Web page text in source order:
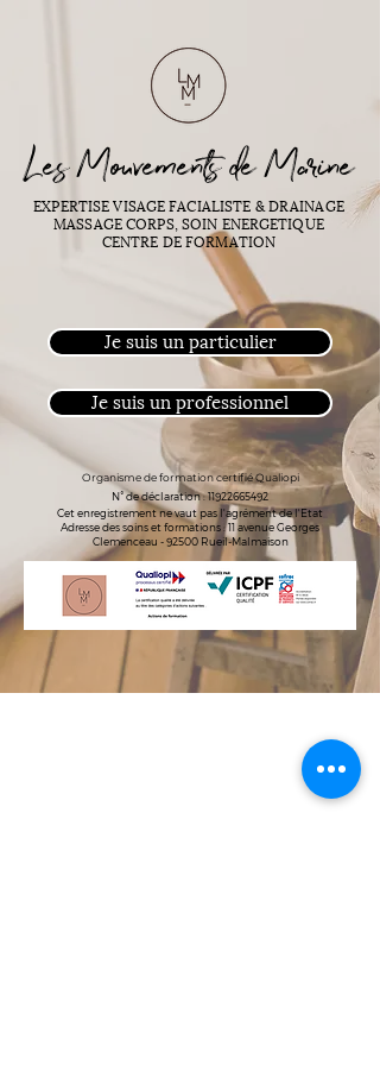
Les Mouvements de Marine
EXPERTISE VISAGE FACIALISTE & DRAINAGE
MASSAGE CORPS, SOIN ENERGETIQUE
CENTRE DE FORMATION
Je suis un particulier
Je suis un professionnel
Organisme de formation certifié Qualiopi
N° de déclaration :11922665492
Cet enregistrement ne vaut pas l'agrément de l'Etat
Adresse des soins et formations : 11 avenue Georges
Clemenceau - 92500 Rueil-Malmaison